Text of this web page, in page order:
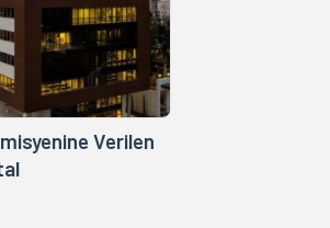
Verilen